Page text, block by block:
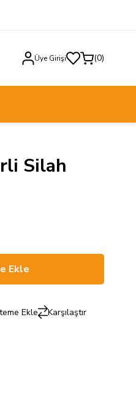
Üye Girişi 0
Silah
Ekle Karşılaştır